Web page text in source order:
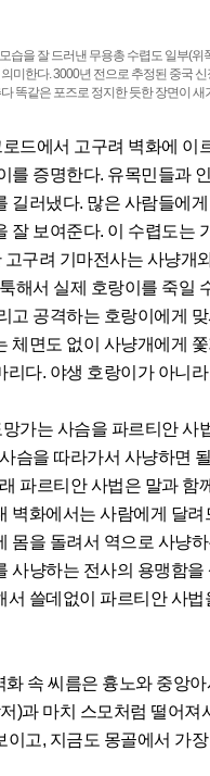
습을 잘 드러낸 무용총 수렵도 일부(
미한다. 3000년 전으로 추정된 중국
똑같은 포즈로 정지한 듯한 장면이 새
드에서 고구려 벽화에 이
를 증명한다. 유목민들과
길러냈다. 많은 사람들에
잘 보여준다. 이 수렵도는
고구려 기마전사는 사냥개
해서 실제 호랑이를 죽일
고 공격하는 호랑이에게
체면도 없이 사냥개에게
리다. 야생 호랑이가 아니
가는 사슴을 파르티안 사
슴을 따라가서 사냥하면
파르티안 사법은 말과
벽화에서는 사람에게 달
몸을 돌려서 역으로 사냥
사냥하는 전사의 용맹함
서 쓸데없이 파르티안 사
속 씨름은 흉노와 중앙
)과 마치 스모처럼 떨어
이고, 지금도 몽골에서 가